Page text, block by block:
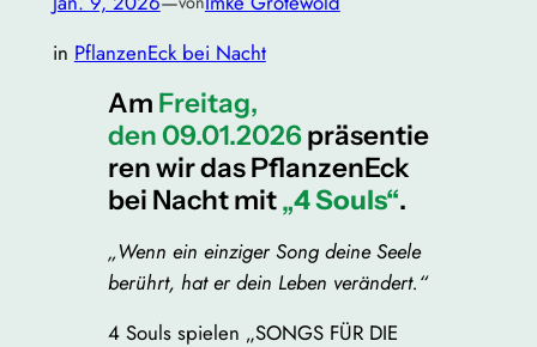
in PflanzenEck bei Nacht
Am Freitag,
den 09.01.2026präsentie
ren wir das PflanzenEck
bei Nacht mit„4 Souls“.
„Wenn ein einziger Song deine Seele
berührt, hat er dein Leben verändert.“
4 Souls spielen „SONGS FÜR DIE